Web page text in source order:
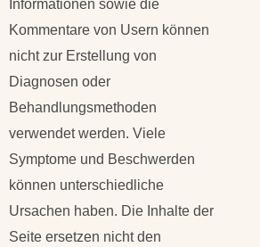
Informationen sowie die
Kommentare von Usern können
nicht zur Erstellung von
Diagnosen oder
Behandlungsmethoden
verwendet werden. Viele
Symptome und Beschwerden
können unterschiedliche
Ursachen haben. Die Inhalte der
Seite ersetzen nicht den